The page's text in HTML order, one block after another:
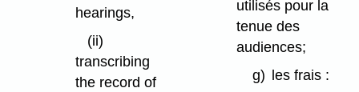
hearings,
(ii)
transcribing
the record of
utilisés pour la
tenue des
audiences;
g) les frais :